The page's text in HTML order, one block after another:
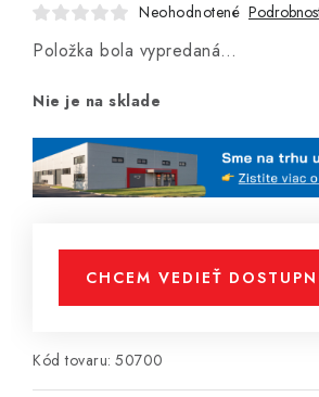
Neohodnotené
Položka bola vypredaná…
Nie je na sklade
CHCEM VEDIEŤ
Kód tovaru: 50700